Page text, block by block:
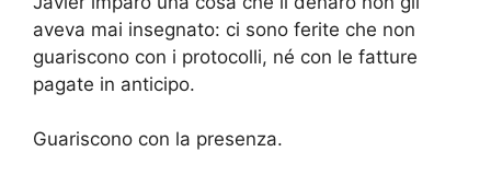
aveva mai insegnato: ci sono ferite che non
guariscono con i protocolli, né con le fatture
pagate in anticipo.
Guariscono con la presenza.